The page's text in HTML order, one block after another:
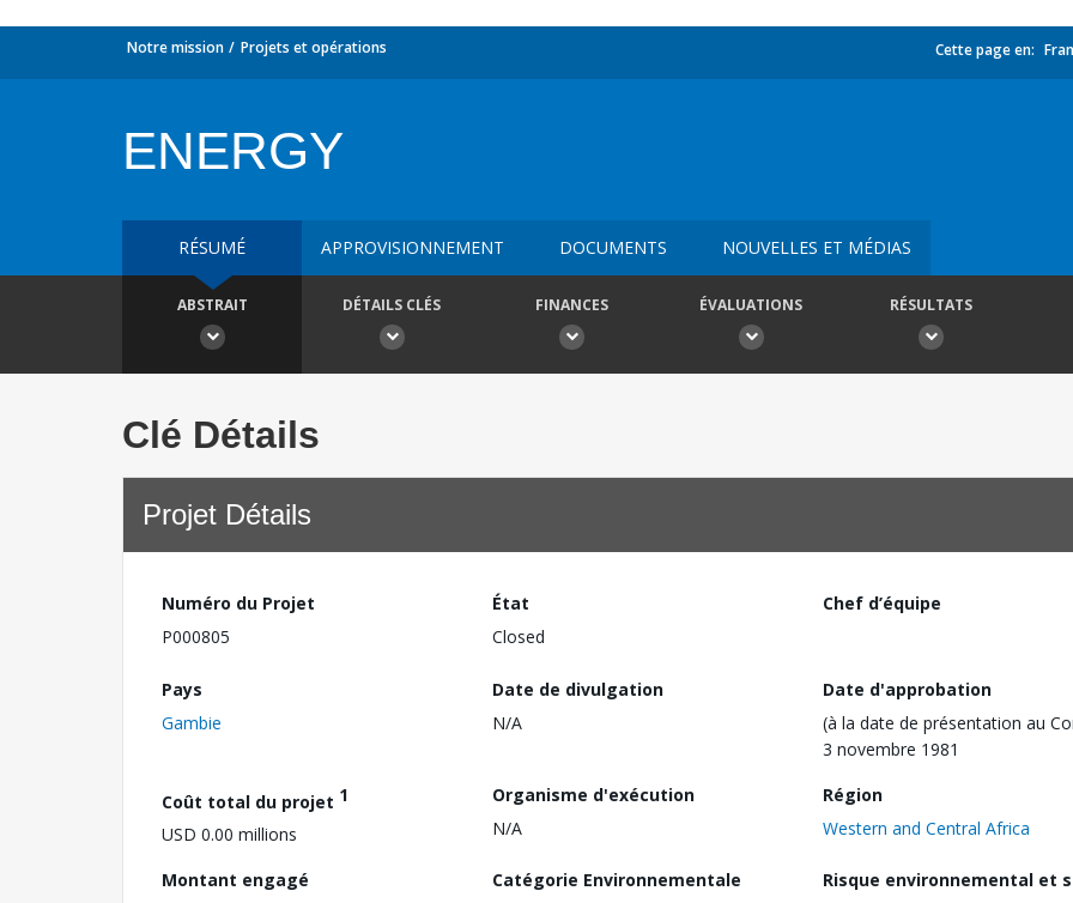
Notre mission Projets et opérations Cette page en:
ENERGY
RÉSUMÉ APPROVISIONNEMENT DOCUMENTS NOUVELLES ET MÉDIAS
ABSTRAIT DÉTAILS CLÉS FINANCES ÉVALUATIONS RÉSULTATS
Clé Détails
Projet Détails
Numéro du Projet
P000805
État
Closed
Chef d’équipe
Pays
Gambie
Date de divulgation
N/A
Date d'approbation
(à la date de présentation au
3 novembre 1981
Coût total du projet 1
USD 0.00 millions
Organisme d'exécution
N/A
Région
Western and Central Africa
Montant engagé
Catégorie Environnementale
Risque environnemental et